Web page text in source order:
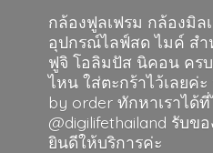
กล้องฟูลเฟรม กล้องมิล
อุปกรณ์ไลฟ์สด ไมค์ ส
ฟูจิ โอลิมปัส นิคอน คร
ไหน ใส่ตะกร้าไว้เลยค่
by order ทักหาเราได้
@digilifethailand รับข
ยินดีให้บริการค่ะ